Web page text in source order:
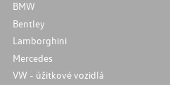
BMW
Bentley
Lamborghini
Mercedes
VW - úžitkové vozidlá